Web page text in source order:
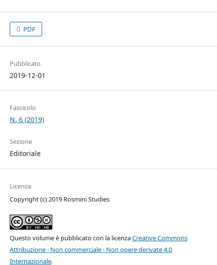
PDF
Pubblicato
2019-12-01
Fascicolo
N. 6 (2019)
Sezione
Editoriale
Licenza
Copyright (c) 2019 Rosmini Studies
Questo volume è pubblicato con la licenzaCreative Commons
Attribuzione - Non commerciale - Non opere derivate 4.0
Internazionale.